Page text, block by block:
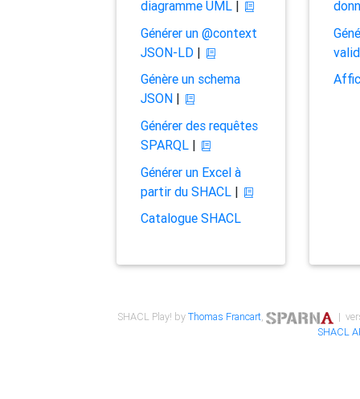
diagramme UML|
Générer un @context
JSON-LD|
Génère un schema
JSON|
Générer des requêtes
SPARQL|
Générer un Excel à
partir du SHACL|
Catalogue SHACL
SHACL Play! byThomas Francart,
|
SHACL